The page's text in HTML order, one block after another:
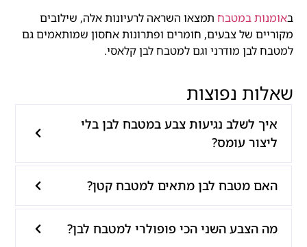
באומנות במטבח תמצאו השראה לרעיונות אלה, שילובים
מקוריים של צבעים, חומרים ופתרונות אחסון שמותאמים גם
למטבח לבן מודרני וגם למטבח לבן קלאסי.
שאלות נפוצות
איך לשלב נגיעות צבע במטבח לבן בלי
ליצור עומס?
האם מטבח לבן מתאים למטבח קטן?
מה הצבע השני הכי פופולרי למטבח לבן?